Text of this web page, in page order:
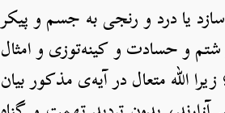
یا درد و رنجی به جسم و پیکر
شتم و حسادت و کینه‌توزی و امثال
الله متعال در آیه‌ی مذکور بیان